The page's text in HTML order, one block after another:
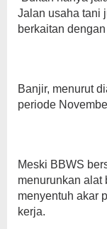
Jalan usaha tani
berkaitan
Banjir, menurut
periode
Meski BBWS
menurunkan alat
menyentuh akar
kerja.